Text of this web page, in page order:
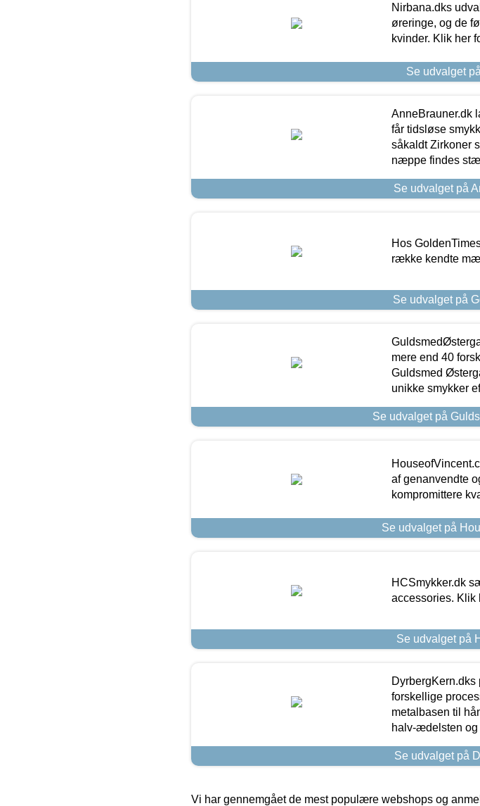
Nirbana.dks
øreringe, og de
kvinder. Klik her
Se udvalget
AnneBrauner.dk
får tidsløse
såkaldt Zirkoner
næppe findes
Se udvalget på
Hos
række kendte
Se udvalget på
mere end 40
Guldsmed
unikke smykker
Se udvalget på
af genanvendte
kompromittere
Se udvalget på
HCSmykker.dk
accessories. Klik
Se udvalget på
forskellige
metalbasen til
halv-ædelsten og
Se udvalget på
Vi har gennemgået de mest populære webshops og